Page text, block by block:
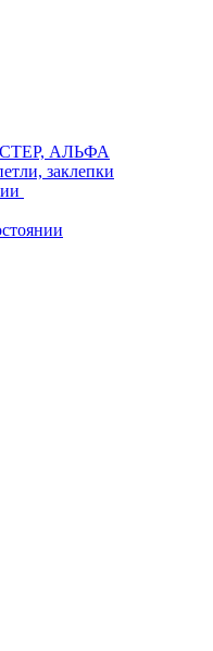
АЛЬФА
заклепки